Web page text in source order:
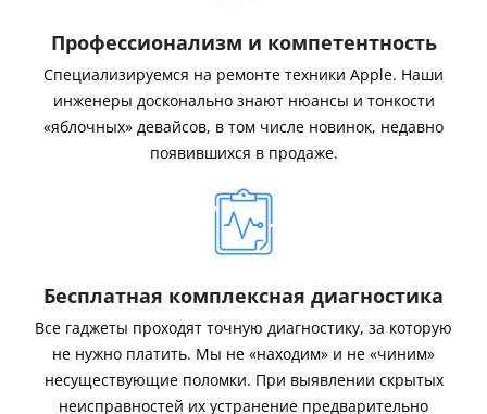
Профессионализм и компетентность
Специализируемся на ремонте техники Apple. Наши
инженеры досконально знают нюансы и тонкости
«яблочных» девайсов, в том числе новинок, недавно
появившихся в продаже.
Бесплатная комплексная диагностика
Все гаджеты проходят точную диагностику, за которую
не нужно платить. Мы не «находим» и не «чиним»
несуществующие поломки. При выявлении скрытых
неисправностей их устранение предварительно